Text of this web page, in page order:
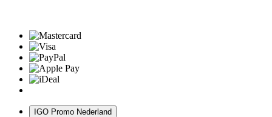
IGO Promo Nederland